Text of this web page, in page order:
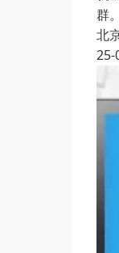
群
北
25-